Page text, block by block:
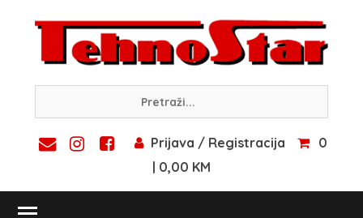
content
Prijava / Registracija
0
| 0,00 KM